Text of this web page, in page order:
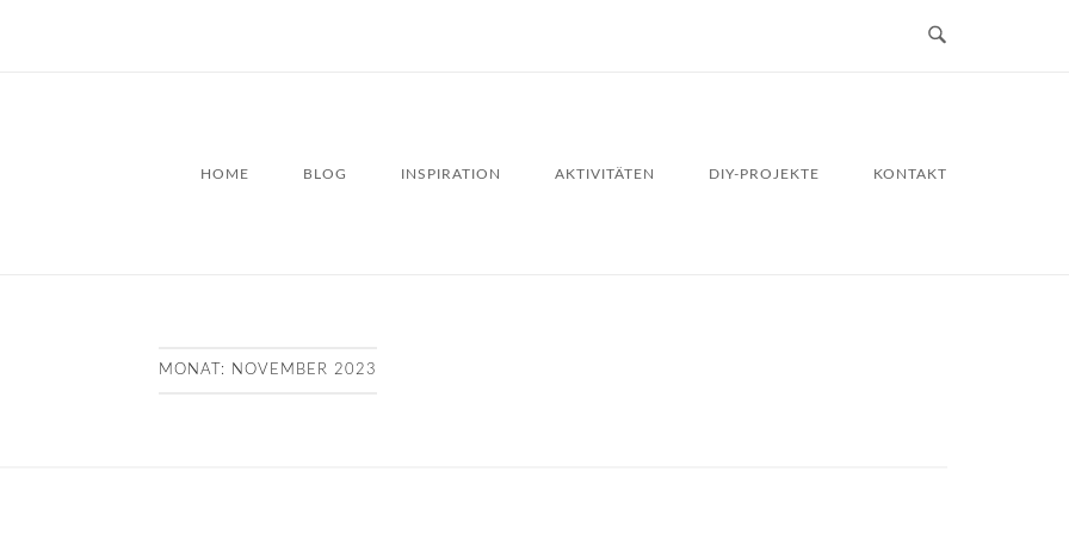
HOME BLOG INSPIRATION AKTIVITÄTEN DIY-PROJEKTE KONTAKT
MONAT: NOVEMBER 2023